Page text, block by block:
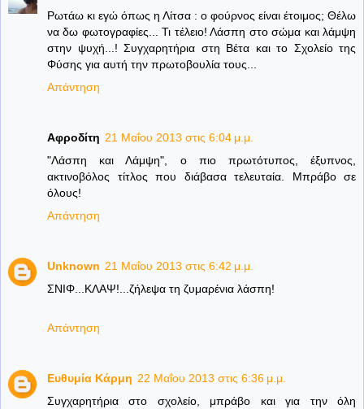
Ρωτάω κι εγώ όπως η Λίτσα : ο φούρνος είναι έτοιμος; Θέλω
να δω φωτογραφίες... Τι τέλειο! Λάσπη στο σώμα και λάμψη
στην ψυχή...! Συγχαρητήρια στη Βέτα και το Σχολείο της
Φύσης για αυτή την πρωτοβουλία τους...
Απάντηση
Αφροδίτη 21 Μαΐου 2013 στις 6:04 μ.μ.
"Λάσπη και Λάμψη", ο πιο πρωτότυπος, έξυπνος,
ακτινοβόλος τίτλος που διάβασα τελευταία. Μπράβο σε
όλους!
Απάντηση
Unknown 21 Μαΐου 2013 στις 6:42 μ.μ.
ΣΝΙΦ...ΚΛΑΨ!...ζήλεψα τη ζυμαρένια λάσπη!
Απάντηση
Eυθυμία Κάρμη 22 Μαΐου 2013 στις 6:36 μ.μ.
Συγχαρητήρια στο σχολείο, μπράβο και για την όλη